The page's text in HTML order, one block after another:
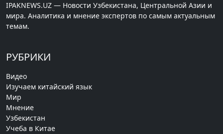
IPAKNEWS.UZ — Новости Узбекистана, Центральной Азии и
мира. Аналитика и мнение экспертов по самым актуальным
темам.
РУБРИКИ
Видео
Изучаем китайский язык
Мир
Мнение
Узбекистан
Учеба в Китае